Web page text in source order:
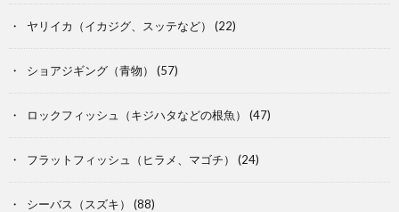
ヤリイカ（イカジグ、スッテなど） (22)
ショアジギング（青物） (57)
ロックフィッシュ（キジハタなどの根魚） (47)
フラットフィッシュ（ヒラメ、マゴチ） (24)
シーバス（スズキ） (88)